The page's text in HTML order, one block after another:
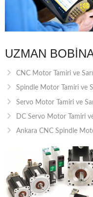
UZMAN
CNC Motor Tamiri ve
Spindle Motor Tamiri ve
Servo Motor Tamiri ve
DC Servo Motor Tamiri ve
Ankara CNC Spindle